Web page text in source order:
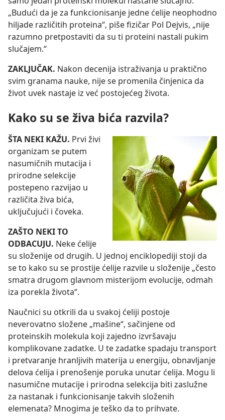
„Budući da je za funkcionisanje jedne ćelije neophodno
hiljade različitih proteina“, piše fizičar Pol Dejvis, „nije
razumno pretpostaviti da su ti proteini nastali pukim
slučajem.“
ZAKLJUČAK. Nakon decenija istraživanja u praktično
svim granama nauke, nije se promenila činjenica da
život uvek nastaje iz već postojećeg života.
Kako su se živa bića razvila?
ŠTA NEKI KAŽU. Prvi živi
organizam se putem
nasumičnih mutacija i
prirodne selekcije
postepeno razvijao u
različita živa bića,
uključujući i čoveka.
ZAŠTO NEKI TO
ODBACUJU. Neke ćelije
su složenije od drugih. U jednoj enciklopediji stoji da
se to kako su se prostije ćelije razvile u složenije „često
smatra drugom glavnom misterijom evolucije, odmah
iza porekla života“.
Naučnici su otkrili da u svakoj ćeliji postoje
neverovatno složene „mašine“, sačinjene od
proteinskih molekula koji zajedno izvršavaju
komplikovane zadatke. U te zadatke spadaju transport
i pretvaranje hranljivih materija u energiju, obnavljanje
delova ćelija i prenošenje poruka unutar ćelija. Mogu li
nasumične mutacije i prirodna selekcija biti zaslužne
za nastanak i funkcionisanje takvih složenih
elemenata? Mnogima je teško da to prihvate.